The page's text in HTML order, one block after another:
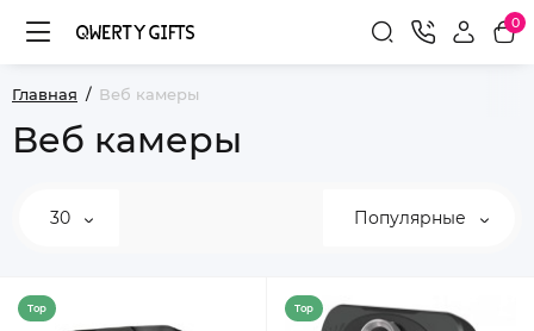
0
Главная Веб камеры
Веб камеры
30 Популярные
Top Top